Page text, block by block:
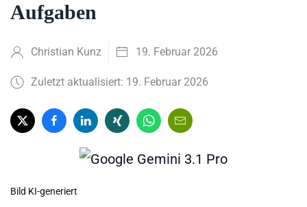
Aufgaben
Christian Kunz 19. Februar 2026
Zuletzt aktualisiert: 19. Februar 2026
Bild KI-generiert